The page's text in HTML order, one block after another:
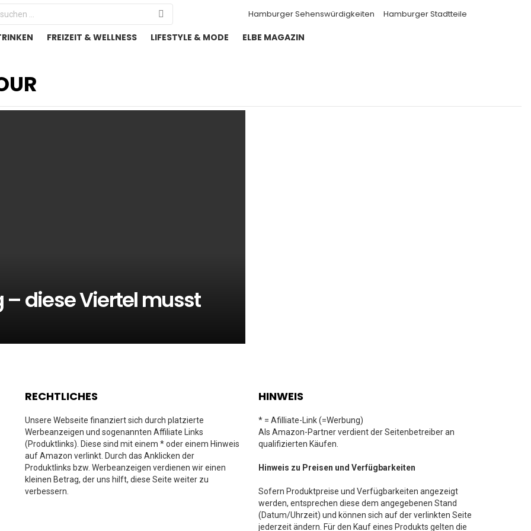
for:
Hamburger Sehenswürdigkeiten Hamburger Stadtteile
FREIZEIT & WELLNESS LIFESTYLE & MODE ELBE MAGAZIN
diese Viertel musst
RECHTLICHES
Unsere Webseite finanziert sich durch platzierte
Werbeanzeigen und sogenannten Affiliate Links
(Produktlinks). Diese sind mit einem * oder einem Hinweis
auf Amazon verlinkt. Durch das Anklicken der
Produktlinks bzw. Werbeanzeigen verdienen wir einen
kleinen Betrag, der uns hilft, diese Seite weiter zu
verbessern.
HINWEIS
* = Afilliate-Link (=Werbung)
Als Amazon-Partner verdient der Seitenbetreiber an
qualifizierten Käufen.
Hinweis zu Preisen und Verfügbarkeiten
Sofern Produktpreise und Verfügbarkeiten angezeigt
werden, entsprechen diese dem angegebenen Stand
(Datum/Uhrzeit) und können sich auf der verlinkten Seite
jederzeit ändern. Für den Kauf eines Produkts gelten die